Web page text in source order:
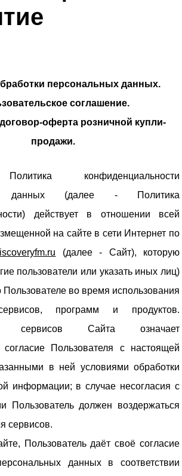
персональных данных.
соглашение.
оферта розничной купли-
продажи.
конфиденциальности
данных (далее - Политика
действует в отношении всей
на сайте в сети Интернет по
(далее - Сайт), которую
пользователи или указать иных лиц)
Пользователе во время использования
программ и продуктов.
сервисов Сайта означает
согласие Пользователя с настоящей
в ней условиями обработки
информации; в случае несогласия с
Пользователь должен воздержаться
сервисов.
Пользователь даёт своё согласие
данных в соответствии